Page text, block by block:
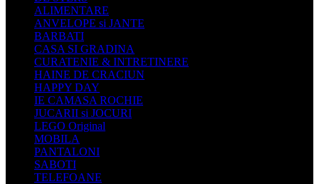
ALIMENTARE
ANVELOPE si JANTE
BARBATI
CASA SI GRADINA
CURATENIE & INTRETINERE
HAINE DE CRACIUN
HAPPY DAY
IE CAMASA ROCHIE
JUCARII si JOCURI
LEGO Original
MOBILA
PANTALONI
SABOTI
TELEFOANE